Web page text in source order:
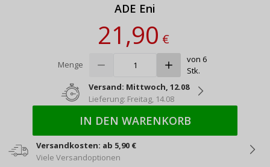
ADE Eni
21,90€
Menge
von 6
Stk.
Versand: Mittwoch, 12.08
Lieferung: Freitag, 14.08
IN DEN WARENKORB
Versandkosten: ab 5,90 €
Viele Versandoptionen